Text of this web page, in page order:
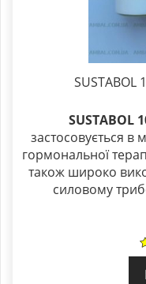
SUSTABOL
SUSTABOL
застосовується в
гормональної
також широко
силовому